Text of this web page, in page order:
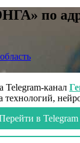
по
Telegram-канал
технологий,
в Telegram